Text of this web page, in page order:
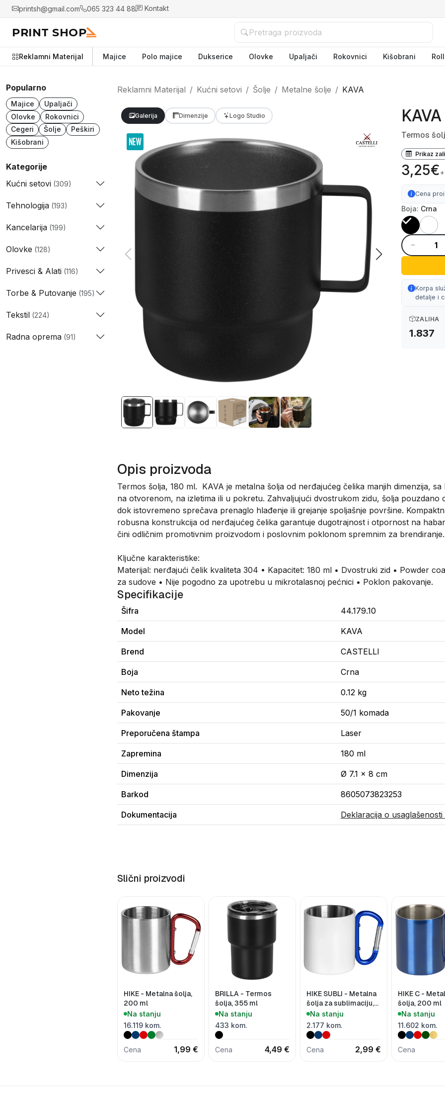
printsh@gmail.com 065 323 44 88 Kontakt
PRINT SHOP
Reklamni Materijal Majice Polo majice Dukserice Olovke Upaljači Rokovnici Kišobrani
Popularno
Majice
Upaljači
Olovke
Rokovnici
Cegeri
Šolje
Peškiri
Kišobrani
Kategorije
Kućni setovi (309)
Tehnologija (193)
Kancelarija (199)
Olovke (128)
Privesci & Alati (116)
Torbe & Putovanje (195)
Tekstil (224)
Radna oprema (91)
Reklamni Materijal Kućni setovi Šolje Metalne šolje KAVA
Galerija Dimenzije Logo Studio KAVA
Termos
Prikaz
3,25€
Cena
Boja: Crna
Korpa
detalje i
ZALIHA
1.837
Opis proizvoda
Termos šolja, 180 ml. KAVA je metalna šolja od nerđajućeg čelika manjih dimenzija,
na otvorenom, na izletima ili u pokretu. Zahvaljujući dvostrukom zidu, šolja
dok istovremeno sprečava prenaglo hlađenje ili grejanje spoljašnje površine.
robusna konstrukcija od nerđajućeg čelika garantuje dugotrajnost i otpornost na
čini odličnim promotivnim proizvodom i poslovnim poklonom spremnim za brendiranje.
Ključne karakteristike:
Materijal: nerđajući čelik kvaliteta 304 • Kapacitet: 180 ml • Dvostruki zid • Powder
za sudove • Nije pogodno za upotrebu u mikrotalasnoj pećnici • Poklon pakovanje.
Specifikacije
Šifra 44.179.10
Model KAVA
Brend CASTELLI
Boja Crna
Neto težina 0.12 kg
Pakovanje 50/1 komada
Preporučena štampa Laser
Zapremina 180 ml
Dimenzija Ø 7.1 x 8 cm
Barkod 8605073823253
Dokumentacija Deklaracija o usaglašenosti
Slični proizvodi
HIKE - Metalna šolja,
200 ml
Na stanju
16.119 kom.
Cena 1,99 €
BRILLA - Termos
šolja, 355 ml
Na stanju
433 kom.
Cena 4,49 €
HIKE SUBLI - Metalna
šolja za sublimaciju,
200 ml
Na stanju
2.177 kom.
Cena 2,99 €
HIKE C -
šolja, 200 ml
Na stanju
11.602 kom.
Cena